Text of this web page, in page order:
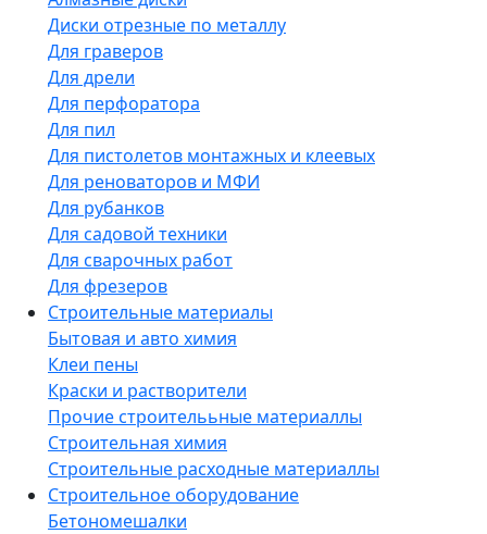
Диски отрезные по металлу
Для граверов
Для дрели
Для перфоратора
Для пил
Для пистолетов монтажных и клеевых
Для реноваторов и МФИ
Для рубанков
Для садовой техники
Для сварочных работ
Для фрезеров
Строительные материалы
Бытовая и авто химия
Клеи пены
Краски и растворители
Прочие строителььные материаллы
Строительная химия
Строительные расходные материаллы
Строительное оборудование
Бетономешалки